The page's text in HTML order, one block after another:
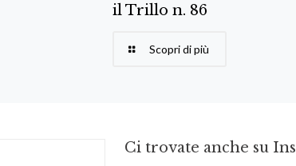
il Trillo n. 86
Scopri di più
Ci trovate anche su